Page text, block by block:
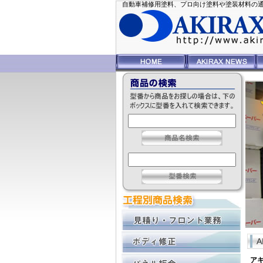
自動車補修用塗料、プロ向け塗料や塗装材料の
ア